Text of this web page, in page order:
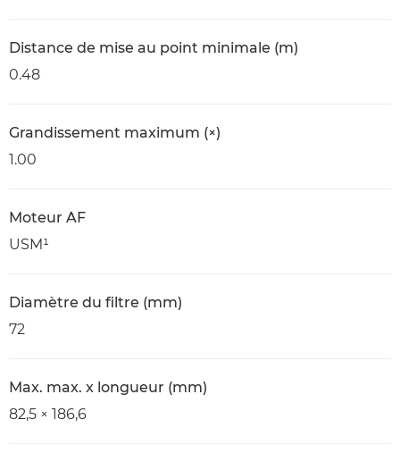
Distance de mise au point minimale (m)
0.48
Grandissement maximum (×)
1.00
Moteur AF
USM¹
Diamètre du filtre (mm)
72
Max. max. x longueur (mm)
82,5 × 186,6